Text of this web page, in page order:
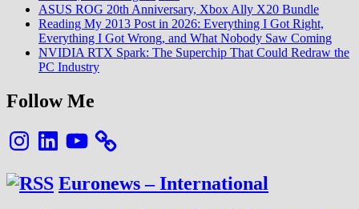
ASUS ROG 20th Anniversary, Xbox Ally X20 Bundle
Reading My 2013 Post in 2026: Everything I Got Right,
Everything I Got Wrong, and What Nobody Saw Coming
NVIDIA RTX Spark: The Superchip That Could Redraw the
PC Industry
Follow Me
InstagramLinkedInYouTube
Euronews – International